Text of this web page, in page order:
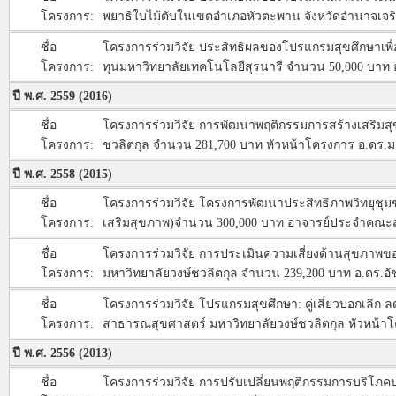
โครงการ:
พยาธิใบไม้ตับในเขตอำเภอหัวตะพาน จังหวัดอำนาจเ
ชื่อ
โครงการ:
โครงการร่วมวิจัย ประสิทธิผลของโปรแกรมสุขศึกษา
ทุนมหาวิทยาลัยเทคโนโลยีสุรนารี จำนวน 50,000 บ
ปี พ.ศ. 2559 (2016)
ชื่อ
โครงการ:
โครงการร่วมวิจัย การพัฒนาพฤติกรรมการสร้างเสริ
ชวลิตกุล จำนวน 281,700 บาท หัวหน้าโครงการ อ.ด
ปี พ.ศ. 2558 (2015)
ชื่อ
โครงการ:
โครงการร่วมวิจัย โครงการพัฒนาประสิทธิภาพวิทยุชุ
เสริมสุขภาพ)จำนวน 300,000 บาท อาจารย์ประจำค
ชื่อ
โครงการ:
โครงการร่วมวิจัย การประเมินความเสี่ยงด้านสุขภา
มหาวิทยาลัยวงษ์ชวลิตกุล จำนวน 239,200 บาท อ.ดร
ชื่อ
โครงการ:
โครงการร่วมวิจัย โปรแกรมสุขศึกษา: คู่เสี่ยวบอกเลิ
สาธารณสุขศาสตร์ มหาวิทยาลัยวงษ์ชวลิตกุล หัวหน้าโ
ปี พ.ศ. 2556 (2013)
ชื่อ
โครงการร่วมวิจัย การปรับเปลี่ยนพฤติกรรมการบริโ